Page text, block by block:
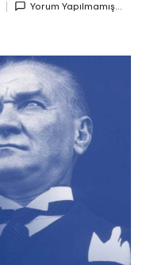
Yorum Yapılmamış...